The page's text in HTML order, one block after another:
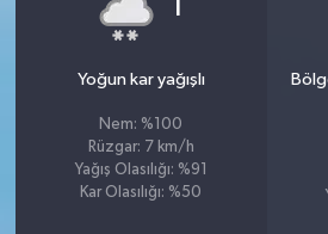
1
Yoğun kar yağışlı
Nem: %100
Rüzgar: 7 km/h
Yağış Olasılığı: %91
Kar Olasılığı: %50